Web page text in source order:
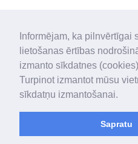
Informējam, ka pilnvērtīgai
lietošanas ērtības
izmanto sīkdatnes
Turpinot izmantot mūsu
sīkdatņu izmantošanai.
Sapratu
„Latgales Laiks” iznāk latviešu un krievu
„Latgales Laiks” latviešu valodā aptver
novadu un apkārtējos novadus un pilsētas.